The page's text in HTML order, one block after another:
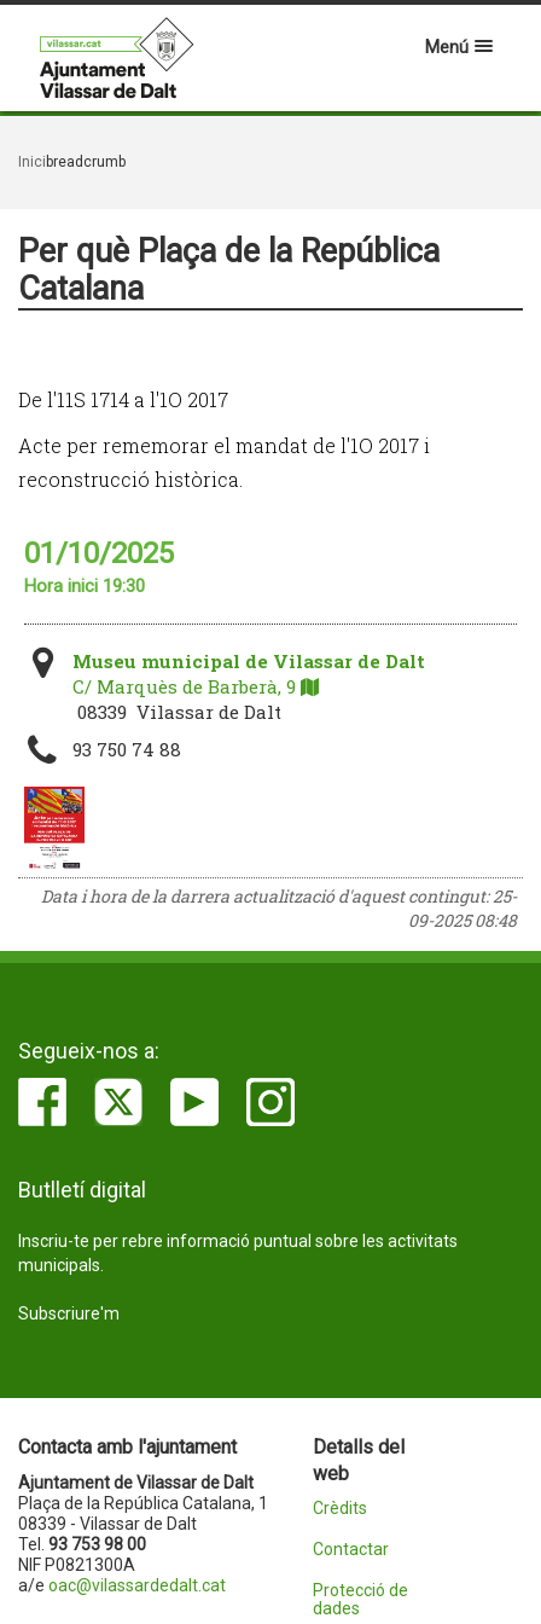
Menú
Inici breadcrumb
Per què Plaça de la República
Catalana
De l'11S 1714 a l'1O 2017
Acte per rememorar el mandat de l'1O 2017 i
reconstrucció històrica.
01/10/2025
Hora inici 19:30
Museu municipal de Vilassar de Dalt
C/ Marquès de Barberà, 9
08339 Vilassar de Dalt
93 750 74 88
Data i hora de la darrera actualització d'aquest contingut:25-
09-2025 08:48
Segueix-nos a:
Butlletí digital
Inscriu-te per rebre informació puntual sobre les activitats
municipals.
Subscriure'm
Contacta amb l'ajuntament
Ajuntament de Vilassar de Dalt
Plaça de la República Catalana, 1
08339 - Vilassar de Dalt
Tel. 93 753 98 00
NIF P0821300A
a/e oac@vilassardedalt.cat
Detalls del
web
Crèdits
Contactar
Protecció de
dades